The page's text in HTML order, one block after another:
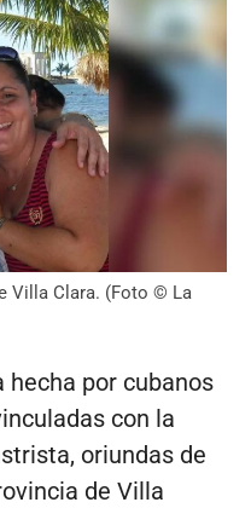
Villa Clara. (Foto © La
hecha por cubanos
con la
oriundas de
de Villa